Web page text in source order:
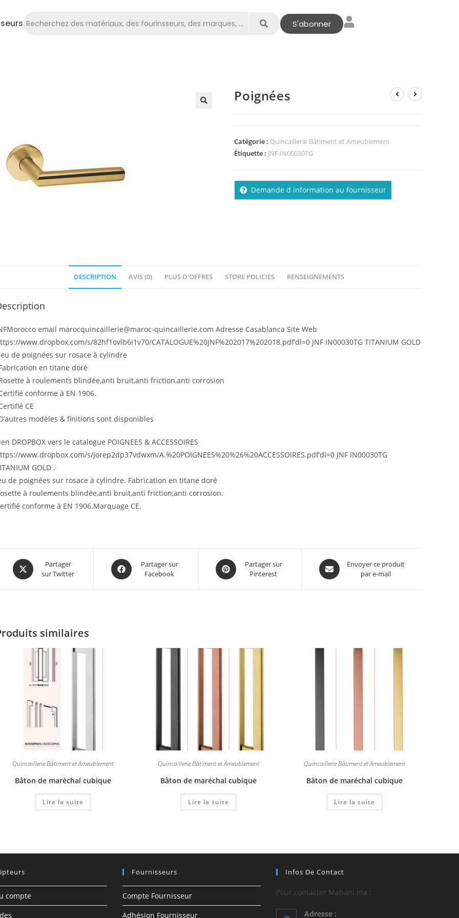
S'abonner
Poignées
Catégorie : Quincaillerie Bâtiment et Ameublement
Étiquette : JNF.IN00030TG
Demande d information au fournisseur
DESCRIPTION AVIS (0) PLUS D'OFFRES STORE POLICIES RENSEIGNEMENTS
email marocquincaillerie@maroc-quincaillerie.com Adresse Casablanca Site Web
www.dropbox.com/s/82hf1ovlb6i1v70/CATALOGUE%20JNF%202017%202018.pdf’dl=0 JNF IN00030TG TITANIUM GOLD
de poignées sur rosace à cylindre
en titane doré
à roulements blindée,anti bruit,anti friction,anti corrosion
conforme à EN 1906.
CE
modèles & finitions sont disponibles
DROPBOX vers le catalogue POIGNEES & ACCESSOIRES
www.dropbox.com/s/jorep2dp37vdwxm/A.%20POIGNEES%20%26%20ACCESSOIRES.pdf’dl=0 JNF IN00030TG
GOLD .
de poignées sur rosace à cylindre. Fabrication en titane doré
à roulements blindée,anti bruit,anti friction,anti corrosion.
conforme à EN 1906.Marquage CE.
Partager
sur Twitter
Partager sur
Facebook
Partager sur
Pinterest
Envoyer ce produit
par e-mail
similaires
Quincaillerie Bâtiment et Ameublement
Bâton de maréchal cubique
Lire la suite
Quincaillerie Bâtiment et Ameublement
Bâton de maréchal cubique
Lire la suite
Quincaillerie Bâtiment et Ameublement
Bâton de maréchal cubique
Lire la suite
compte
Fournisseurs
Compte Fournisseur
Adhésion Fournisseur
Infos De Contact
Pour contacter Mabani.ma :
Adresse :